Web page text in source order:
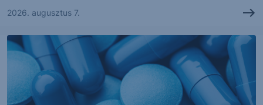
2026. augusztus 7.